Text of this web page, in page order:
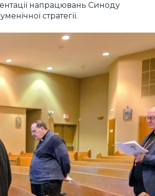
напрацювань Синоду
стратегії.